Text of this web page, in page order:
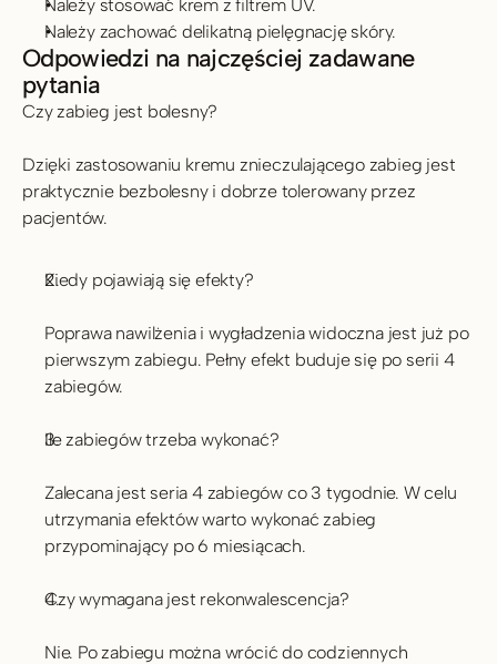
Należy stosować krem z filtrem UV.
Należy zachować delikatną pielęgnację skóry.
Odpowiedzi na najczęściej zadawane
pytania
Czy zabieg jest bolesny?
Dzięki zastosowaniu kremu znieczulającego zabieg jest
praktycznie bezbolesny i dobrze tolerowany przez
pacjentów.
Kiedy pojawiają się efekty?
Poprawa nawilżenia i wygładzenia widoczna jest już po
pierwszym zabiegu. Pełny efekt buduje się po serii 4
zabiegów.
Ile zabiegów trzeba wykonać?
Zalecana jest seria 4 zabiegów co 3 tygodnie. W celu
utrzymania efektów warto wykonać zabieg
przypominający po 6 miesiącach.
Czy wymagana jest rekonwalescencja?
Nie. Po zabiegu można wrócić do codziennych